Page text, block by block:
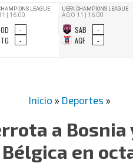
Inicio » Deportes »
a
en